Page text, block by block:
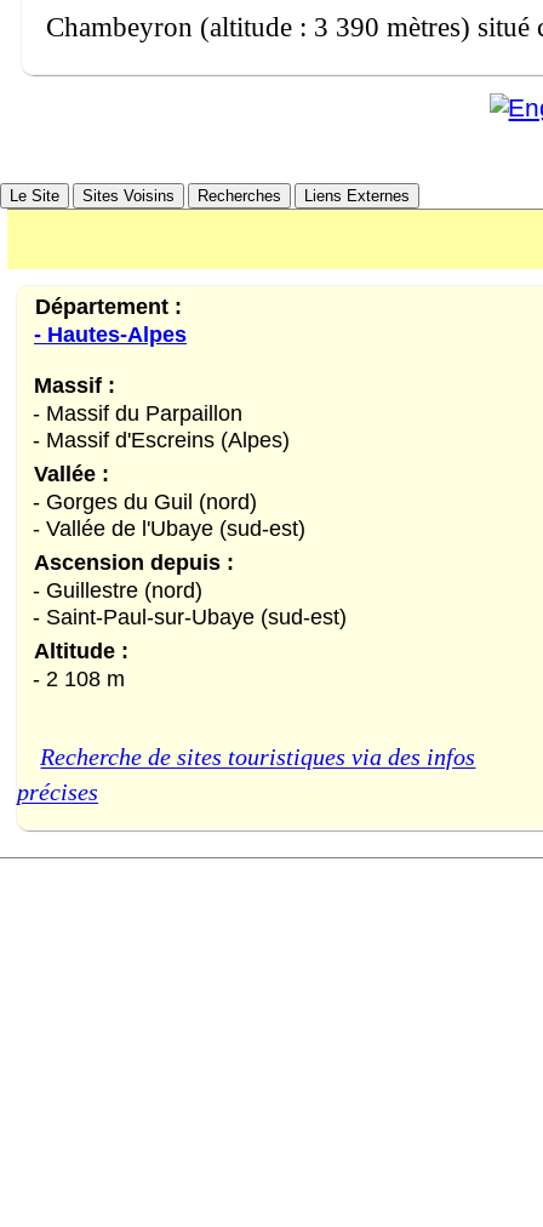
Chambeyron (altitude : 3 390 mètres)
Le Site Sites Voisins Recherches Liens Externes
Département :
- Hautes-Alpes
Massif :
- Massif du Parpaillon
- Massif d'Escreins (Alpes)
Vallée :
- Gorges du Guil (nord)
- Vallée de l'Ubaye (sud-est)
Ascension depuis :
- Guillestre (nord)
- Saint-Paul-sur-Ubaye (sud-est)
Altitude :
- 2 108 m
Recherche de sites touristiques via des infos
précises
Les Orres (Hautes-Alpes)